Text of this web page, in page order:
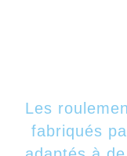
Les
fabriqués